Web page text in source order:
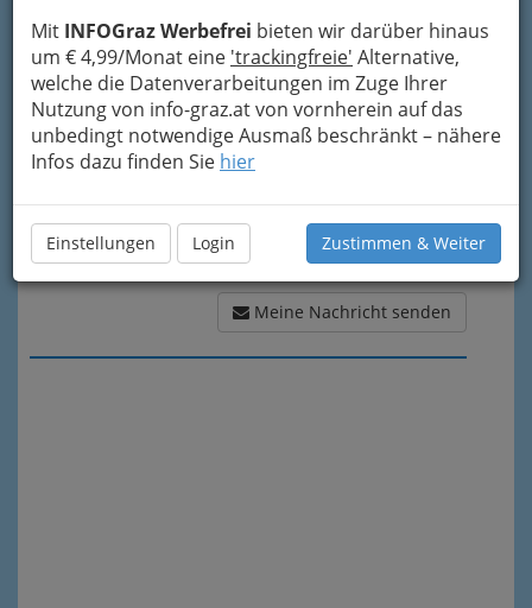
Mit INFOGraz Werbefrei bieten wir darüber hinaus
um € 4,99/Monat eine 'trackingfreie' Alternative,
welche die Datenverarbeitungen im Zuge Ihrer
Nutzung von info-graz.at von vornherein auf das
unbedingt notwendige Ausmaß beschränkt – nähere
Infos dazu finden Sie hier
Einstellungen Login Zustimmen & Weiter
Meine Nachricht
Meine Nachricht senden